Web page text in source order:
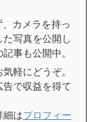
カメラを持っ
写真を公開し
事も公開中。
軽にどうぞ。
で収益を得て
細はプロフィー